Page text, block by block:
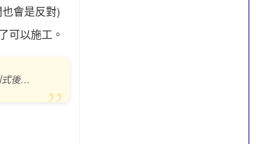
會是反對)
可以施工。
式後…